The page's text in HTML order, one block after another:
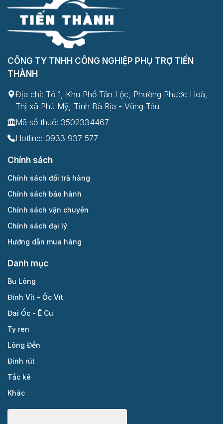
CÔNG TY TNHH CÔNG NGHIỆP PHỤ TRỢ TIẾN
THÀNH
Địa chỉ: Tổ 1, Khu Phố Tân Lộc, Phường Phước Hoà,
Thị xã Phú Mỹ, Tỉnh Bà Rịa - Vũng Tàu
Mã số thuế: 3502334467
Hotline: 0933 937 577
Chính sách
Chính sách đổi trả hàng
Chính sách bảo hành
Chính sách vận chuyển
Chính sách đại lý
Hướng dẫn mua hàng
Danh mục
Bu Lông
Đinh Vít - Ốc Vít
Đai Ốc - Ê Cu
Ty ren
Lông Đền
Đinh rút
Tắc kê
Khác